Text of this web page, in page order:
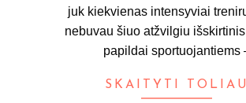
juk kiekvienas intensyviai
nebuvau šiuo atžvilgiu
papildai sportuojantiems
SKAITYTI TOLIAU